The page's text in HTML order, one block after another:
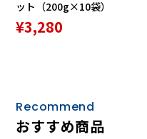
13. 人生劇場
14. 王将
19. アカシアの雨がやむとき
20. カスバの女
ット（200g×10袋）
¥3,280
Recommend
おすすめ商品